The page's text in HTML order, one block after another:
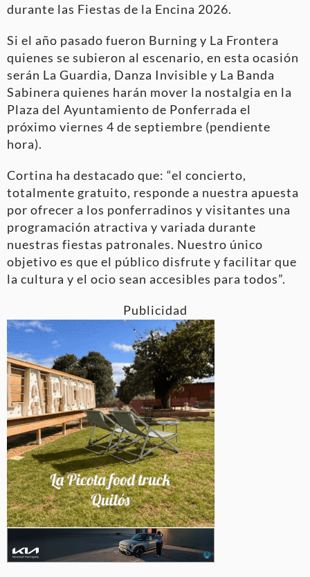
durante las Fiestas de la Encina 2026.
Si el año pasado fueron Burning y La Frontera
quienes se subieron al escenario, en esta ocasión
serán La Guardia, Danza Invisible y La Banda
Sabinera quienes harán mover la nostalgia en la
Plaza del Ayuntamiento de Ponferrada el
próximo viernes 4 de septiembre (pendiente
hora).
Cortina ha destacado que: “el concierto,
totalmente gratuito, responde a nuestra apuesta
por ofrecer a los ponferradinos y visitantes una
programación atractiva y variada durante
nuestras fiestas patronales. Nuestro único
objetivo es que el público disfrute y facilitar que
la cultura y el ocio sean accesibles para todos”.
Publicidad